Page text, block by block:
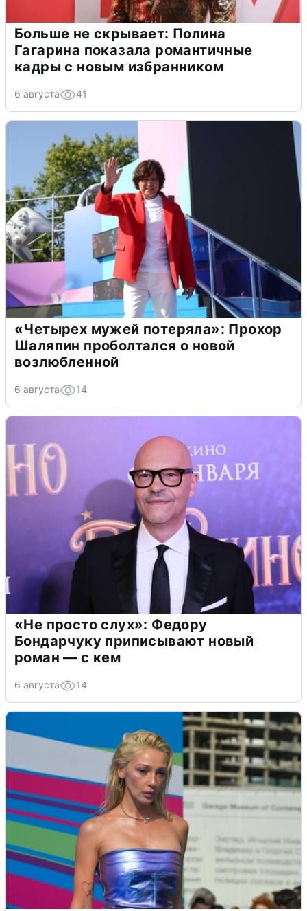
Больше не скрывает: Полина
Гагарина показала романтичные
кадры с новым избранником
6 августа 41
«Четырех мужей потеряла»: Прохор
Шаляпин проболтался о новой
возлюбленной
6 августа 14
«Не просто слух»: Федору
Бондарчуку приписывают новый
роман — с кем
6 августа 14